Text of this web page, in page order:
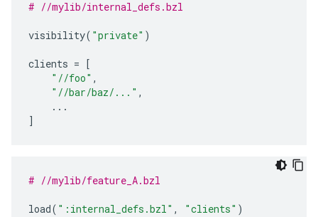
# //mylib/internal_defs.bzl
visibility( "private" )
clients = [
"//foo" ,
"//bar/baz/..." ,
...
]
# //mylib/feature_A.bzl
load( ":internal_defs.bzl" , "clients" )